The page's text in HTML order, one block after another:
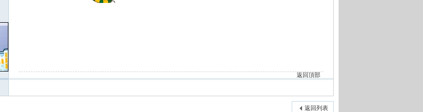
返回頂部
返回列表